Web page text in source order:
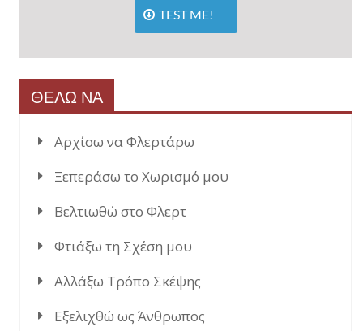
TEST ME!
ΘΕΛΩ ΝΑ
Αρχίσω να Φλερτάρω
Ξεπεράσω το Χωρισμό μου
Βελτιωθώ στο Φλερτ
Φτιάξω τη Σχέση μου
Αλλάξω Τρόπο Σκέψης
Εξελιχθώ ως Άνθρωπος